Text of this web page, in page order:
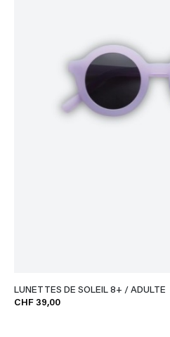
LUNETTES DE SOLEIL 8+ / ADULTE
CHF 39,00